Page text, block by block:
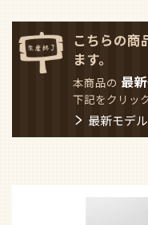
こちらの商
ます。
本商品の 最
下記をクリッ
最新モデ